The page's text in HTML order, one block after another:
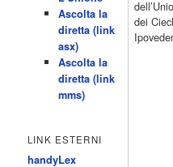
Programmi 05.40 TG4-
voi/Peste e corna e.. 06.05
Telefilm:Charlie's Angels
d'amore/Bianca 11.30 TG4-
Telefilm:Detective in corsia
Sessione pomeridiana:Il
Un poliziotto a Berlino 15.55
mie 18.40 Tempesta
20.20 […]
Acor3.it
Ascolta la
diretta (link
asx)
Ascolta la
diretta (link
mms)
LINK ESTERNI
handyLex
dei